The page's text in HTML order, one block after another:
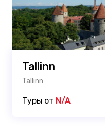
Tallinn
Tallinn
Туры от N/A